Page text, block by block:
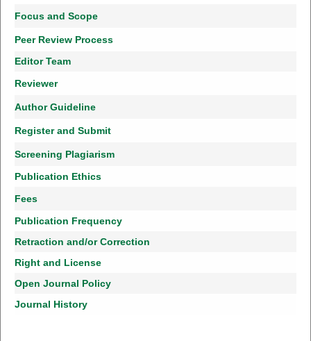
Focus and Scope
Peer Review Process
Editor Team
Reviewer
Author Guideline
Register and Submit
Screening Plagiarism
Publication Ethics
Fees
Publication Frequency
Retraction and/or Correction
Right and License
Open Journal Policy
Journal History